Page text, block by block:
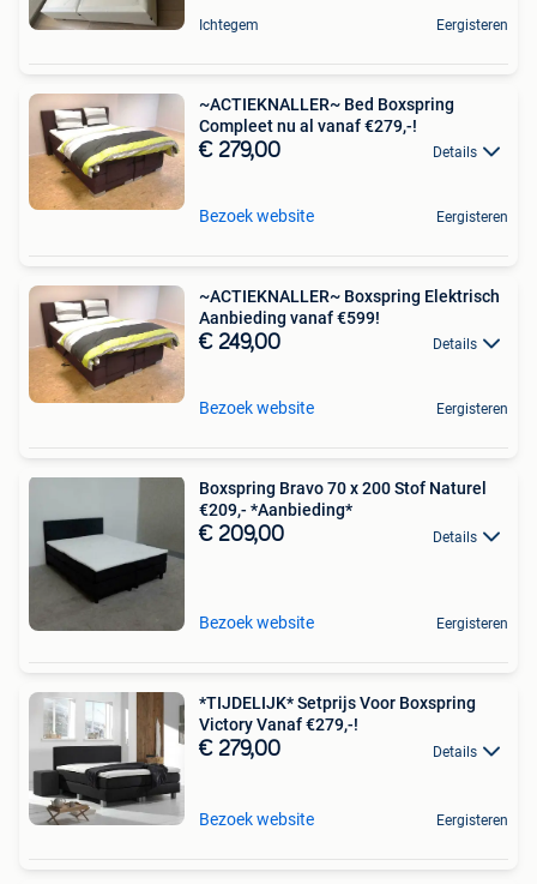
Ichtegem Eergisteren
~ACTIEKNALLER~ Bed Boxspring
Compleet nu al vanaf €279,-!
€ 279,00 Details
Bezoek website Eergisteren
~ACTIEKNALLER~ Boxspring Elektrisch
Aanbieding vanaf €599!
€ 249,00 Details
Bezoek website Eergisteren
Boxspring Bravo 70 x 200 Stof Naturel
€209,- *Aanbieding*
€ 209,00 Details
Bezoek website Eergisteren
*TIJDELIJK* Setprijs Voor Boxspring
Victory Vanaf €279,-!
€ 279,00 Details
Bezoek website Eergisteren